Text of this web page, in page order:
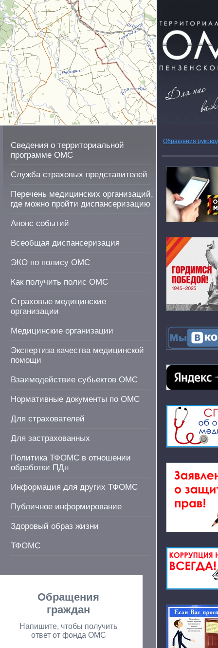
Сведения о территориальной
программе ОМС
Служба страховых представителей
Перечень медицинских организаций,
где можно пройти диспансеризацию
Анонс событий
Всеобщая диспансеризация
ЭКО по полису ОМС
Как получить полис ОМС
Страховые медицинские
организации
Медицинские организации
Экспертиза качества медицинской
помощи
Взаимодействие субьектов ОМС
Нормативные документы по ОМС
Для страхователей
Для застрахованных
Политика ТФОМС в отношении
обработки ПДн
Информация для других ТФОМС
Публичное информирование
Здоровый образ жизни
ТФОМС
Обращения
граждан
Напишите, чтобы получить
ответ от фонда ОМС
Обращения